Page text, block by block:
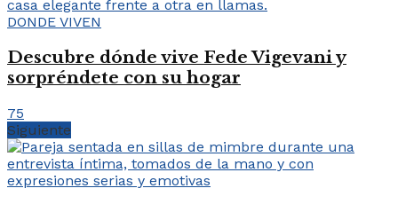
DONDE VIVEN
Descubre dónde vive Fede Vigevani y
sorpréndete con su hogar
75
Siguiente